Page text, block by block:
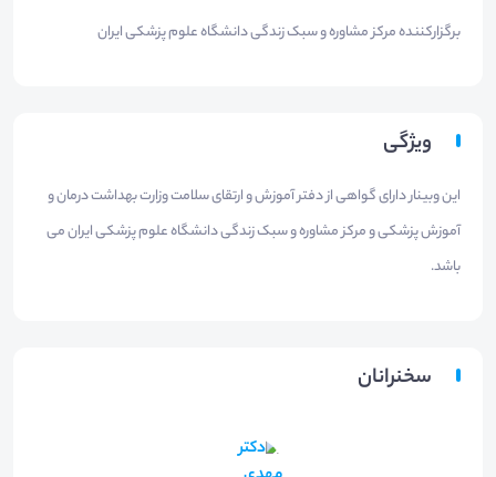
برگزارکننده مرکز مشاوره و سبک زندگی دانشگاه علوم پزشکی ایران
ویژگی
این وبینار دارای گواهی از دفتر آموزش و ارتقای سلامت وزارت بهداشت درمان و
آموزش پزشکی و مرکز مشاوره و سبک زندگی دانشگاه علوم پزشکی ایران می
باشد.
سخنرانان